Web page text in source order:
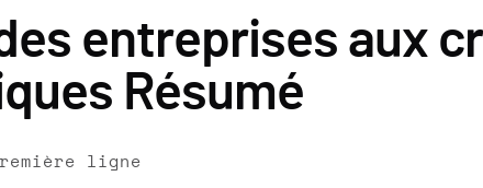
entreprises aux
Résumé
ligne